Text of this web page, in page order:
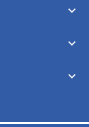
keyboard_arrow_down
keyboard_arrow_down
keyboard_arrow_down